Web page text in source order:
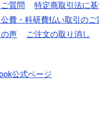
質問
特定商取引法に
費・科研費払い取引のご
声 ご注文の取り消し
公式ページ